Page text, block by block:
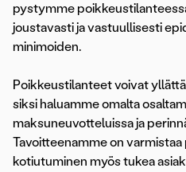
pystymme
joustavasti ja vastuullisesti
minimoiden.
Poikkeustilanteet voivat
siksi haluamme omalta
maksuneuvotteluissa ja
Tavoitteenamme on varmistaa
kotiutuminen myös tukea